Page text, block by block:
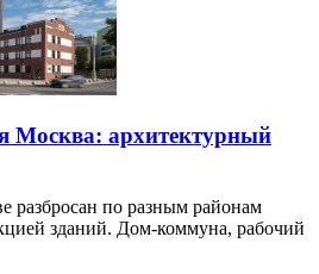
Москва: архитектурный
разбросан по разным районам
зданий. Дом-коммуна, рабочий